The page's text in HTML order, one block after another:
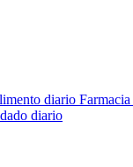
diario Farmacia
diario